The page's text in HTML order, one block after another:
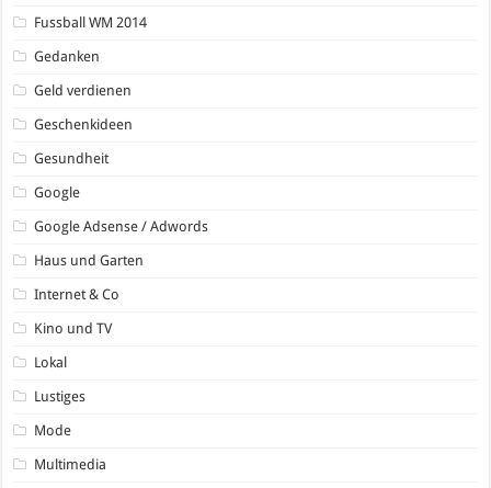
Fussball WM 2014
Gedanken
Geld verdienen
Geschenkideen
Gesundheit
Google
Google Adsense / Adwords
Haus und Garten
Internet & Co
Kino und TV
Lokal
Lustiges
Mode
Multimedia